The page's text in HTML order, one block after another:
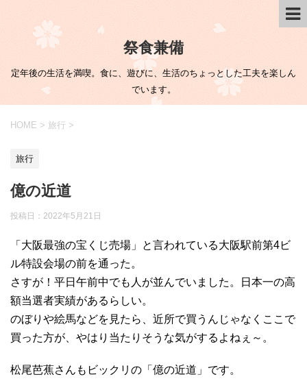
祭食兼備
定年後の生活を満喫。食に、遊びに、生活のちょっとした工夫を楽しん
でいます。
HOME > 旅行 >
旅行
億の近道
投稿日： 2022年5月21日
「大阪最強の宝くじ売場」と言われている大阪駅前第4ビ
ル特設会場の前を通った。
さすが！平日午前中でも人が並んでいました。日本一の高
額当選者実績があるらしい。
のぼりや絵馬などを見たら、近所で買うんじゃなくここで
買った方が、やはり当たりそうな気がするよねぇ～。
松尾芭蕉さんもビックリの「億の近道」です。